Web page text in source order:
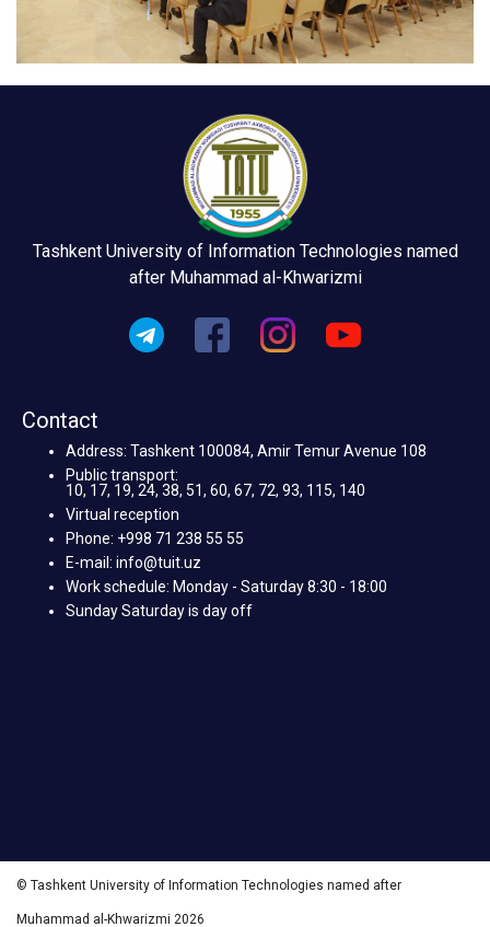
Tashkent University of Information Technologies named
after Muhammad al-Khwarizmi
Contact
Address: Tashkent 100084, Amir Temur Avenue 108
Public transport:
10, 17, 19, 24, 38, 51, 60, 67, 72, 93, 115, 140
Virtual reception
Phone: +998 71 238 55 55
E-mail: info@tuit.uz
Work schedule: Monday - Saturday 8:30 - 18:00
Sunday Saturday is day off
© Tashkent University of Information Technologies named after
Muhammad al-Khwarizmi 2026